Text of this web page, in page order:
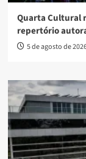
Quarta Cultural
repertório
5 de agosto de